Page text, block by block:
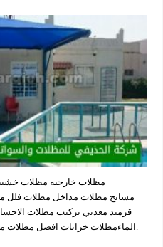
مظلات خارجيه مظلات
مسابح مظلات مداخل مظلات فلل
قرميد معدني تركيب مظلات
الماءمظلات خزانات افضل مظلات مظلات وسواتر الحذيفي 0507999808.